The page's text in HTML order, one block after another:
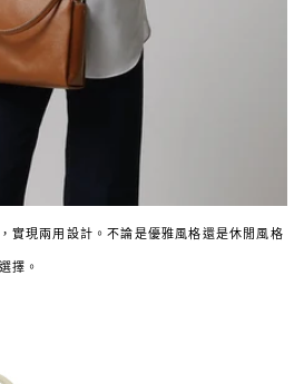
實現兩用設計。不論是優雅風格還是休閒風格
擇。